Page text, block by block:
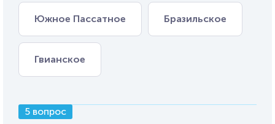
Южное Пассатное Бразильское
Гвианское
5 вопрос